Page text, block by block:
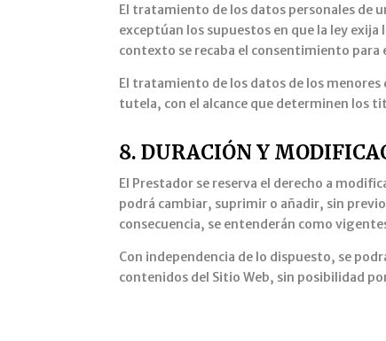
El tratamiento de los datos personales de
exceptúan los supuestos en que la ley
contexto se recaba el consentimiento
El tratamiento de los datos de los
tutela, con el alcance que determinen los
8. DURACIÓN Y
El Prestador se reserva el derecho a
podrá cambiar, suprimir o añadir, sin
consecuencia, se entenderán como
Con independencia de lo dispuesto, se
contenidos del Sitio Web, sin posibilidad